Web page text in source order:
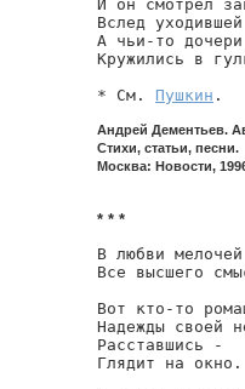
И он смотрел
Вслед
А чьи-то
Кружились в
* См. Пушкин .
Андрей Дементьев.
Стихи, статьи, песни.
Москва: Новости,
* * *
В любви
Все высшего
Вот кто-то
Надежды своей
Расставшись -
Глядит на окно.